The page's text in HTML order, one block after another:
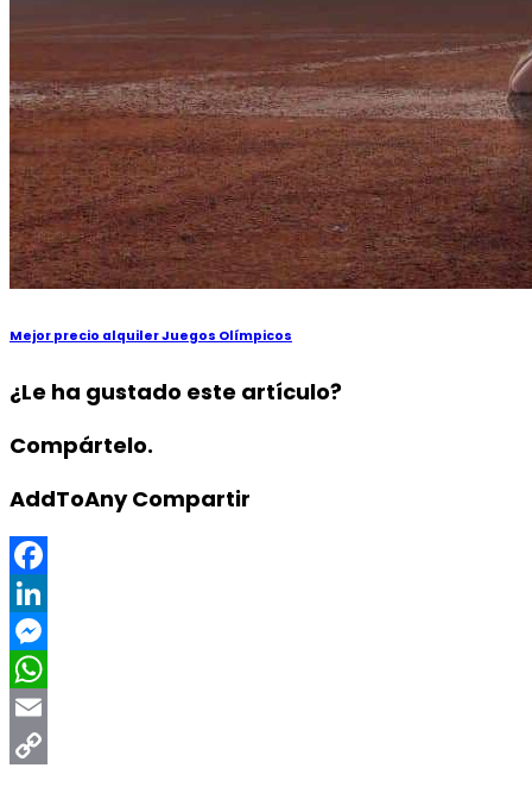
Mejor precio alquiler Juegos Olímpicos
¿Le ha gustado este artículo?
Compártelo.
AddToAny Compartir
Facebook
LinkedIn
Messenger
WhatsApp
Email